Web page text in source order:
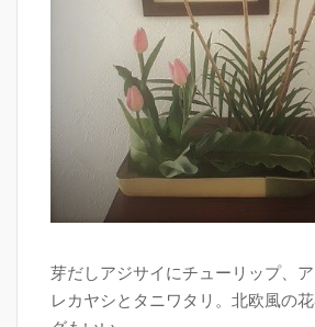
芽だしアジサイにチューリップ、
レカヤシとタニワタリ。北欧風の